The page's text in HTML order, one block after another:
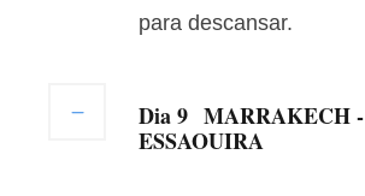
para descansar.
Dia 9 MARRAKECH -
ESSAOUIRA